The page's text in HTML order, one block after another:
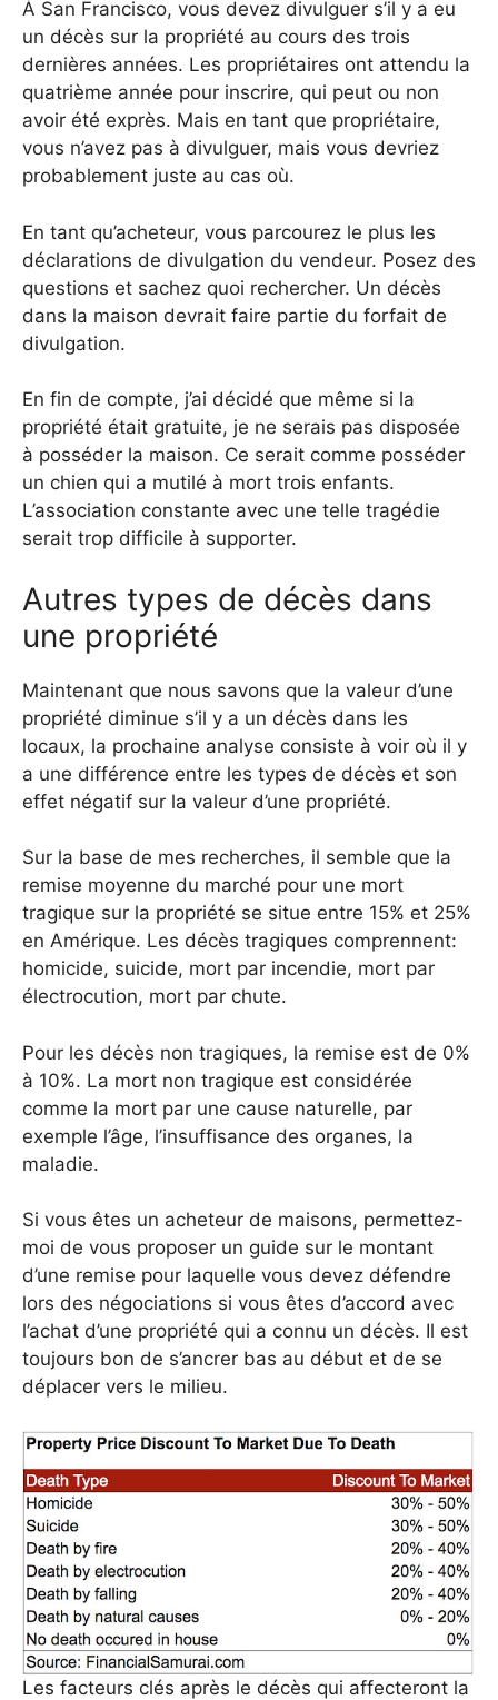
À San Francisco, vous devez divulguer s’il y a eu
un décès sur la propriété au cours des trois
dernières années. Les propriétaires ont attendu la
quatrième année pour inscrire, qui peut ou non
avoir été exprès. Mais en tant que propriétaire,
vous n’avez pas à divulguer, mais vous devriez
probablement juste au cas où.
En tant qu’acheteur, vous parcourez le plus les
déclarations de divulgation du vendeur. Posez des
questions et sachez quoi rechercher. Un décès
dans la maison devrait faire partie du forfait de
divulgation.
En fin de compte, j’ai décidé que même si la
propriété était gratuite, je ne serais pas disposée
à posséder la maison. Ce serait comme posséder
un chien qui a mutilé à mort trois enfants.
L’association constante avec une telle tragédie
serait trop difficile à supporter.
Autres types de décès dans
une propriété
Maintenant que nous savons que la valeur d’une
propriété diminue s’il y a un décès dans les
locaux, la prochaine analyse consiste à voir où il y
a une différence entre les types de décès et son
effet négatif sur la valeur d’une propriété.
Sur la base de mes recherches, il semble que la
remise moyenne du marché pour une mort
tragique sur la propriété se situe entre 15% et 25%
en Amérique. Les décès tragiques comprennent:
homicide, suicide, mort par incendie, mort par
électrocution, mort par chute.
Pour les décès non tragiques, la remise est de 0%
à 10%. La mort non tragique est considérée
comme la mort par une cause naturelle, par
exemple l’âge, l’insuffisance des organes, la
maladie.
Si vous êtes un acheteur de maisons, permettez-
moi de vous proposer un guide sur le montant
d’une remise pour laquelle vous devez défendre
lors des négociations si vous êtes d’accord avec
l’achat d’une propriété qui a connu un décès. Il est
toujours bon de s’ancrer bas au début et de se
déplacer vers le milieu.
Les facteurs clés après le décès qui affecteront la